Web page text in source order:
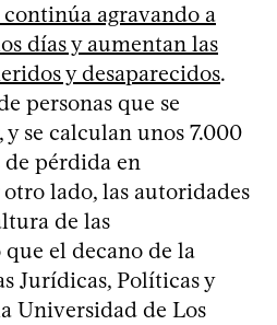
continúa agravando a
días y aumentan las
y desaparecidos.
personas que se
se calculan unos 7.000
pérdida en
lado, las autoridades
de las
el decano de la
Jurídicas, Políticas y
Universidad de Los